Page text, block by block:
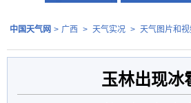
中国天气网 > 广西 > 天气实况 > 天气图片和视
玉林出现冰